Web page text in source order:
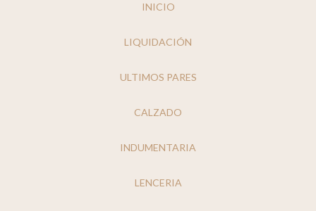
INICIO
LIQUIDACIÓN
ULTIMOS PARES
CALZADO
INDUMENTARIA
LENCERIA